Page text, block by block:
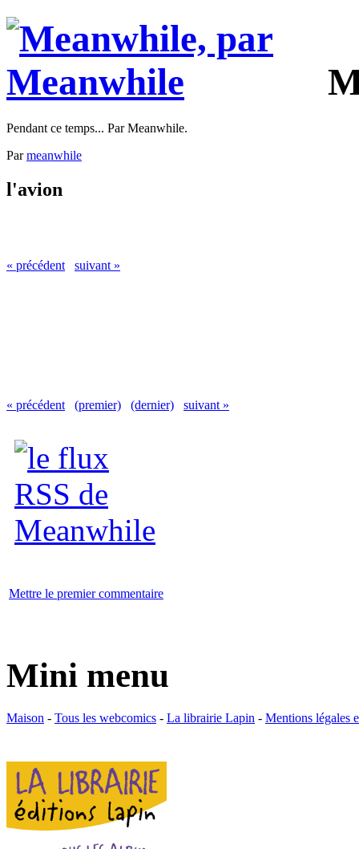
Pendant ce temps... Par Meanwhile.
Parmeanwhile
l'avion
« précédent suivant »
« précédent (premier) (dernier) suivant »
Mettre le premier commentaire
Mini menu
Maison - Tous les webcomics - La librairie Lapin - Mentions légales